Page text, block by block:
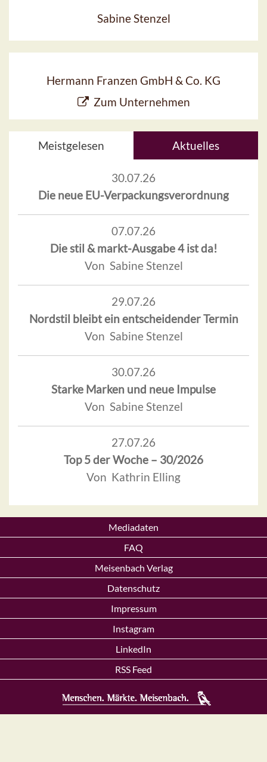
Sabine Stenzel
Hermann Franzen GmbH & Co. KG
Zum Unternehmen
Meistgelesen Aktuelles
30.07.26
Die neue EU-Verpackungsverordnung
07.07.26
Die stil & markt-Ausgabe 4 ist da!
Von Sabine Stenzel
29.07.26
Nordstil bleibt ein entscheidender Termin
Von Sabine Stenzel
30.07.26
Starke Marken und neue Impulse
Von Sabine Stenzel
27.07.26
Top 5 der Woche – 30/2026
Von Kathrin Elling
Mediadaten
FAQ
Meisenbach Verlag
Datenschutz
Impressum
Instagram
LinkedIn
RSS Feed